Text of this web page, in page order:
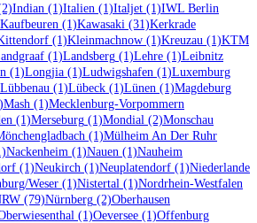
Indian (1)Italien (1)Italjet (1)IWL Berlin
Kaufbeuren (1)Kawasaki (31)Kerkrade
(1)Kleinmachnow (1)Kreuzau (1)KTM
(1)Landsberg (1)Lehre (1)Leibnitz
(1)Longjia (1)Ludwigshafen (1)Luxemburg
Lübbenau (1)Lübeck (1)Lünen (1)Magdeburg
Mash (1)Mecklenburg-Vorpommern
(1)Merseburg (1)Mondial (2)Monschau
(1)Mülheim An Der Ruhr
Nackenheim (1)Nauen (1)Nauheim
(1)Neukirch (1)Neuplatendorf (1)Niederlande
Weser (1)Nistertal (1)Nordrhein-Westfalen
(79)Nürnberg (2)Oberhausen
(1)Oeversee (1)Offenburg